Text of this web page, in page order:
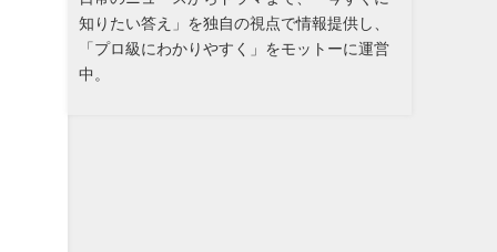
知りたい答え」を独自の視点で情報提供し、
「プロ級にわかりやすく」をモットーに運営
中。